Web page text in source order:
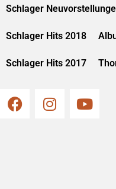
Schlager
Schlager Hits 2018
Schlager Hits 2017